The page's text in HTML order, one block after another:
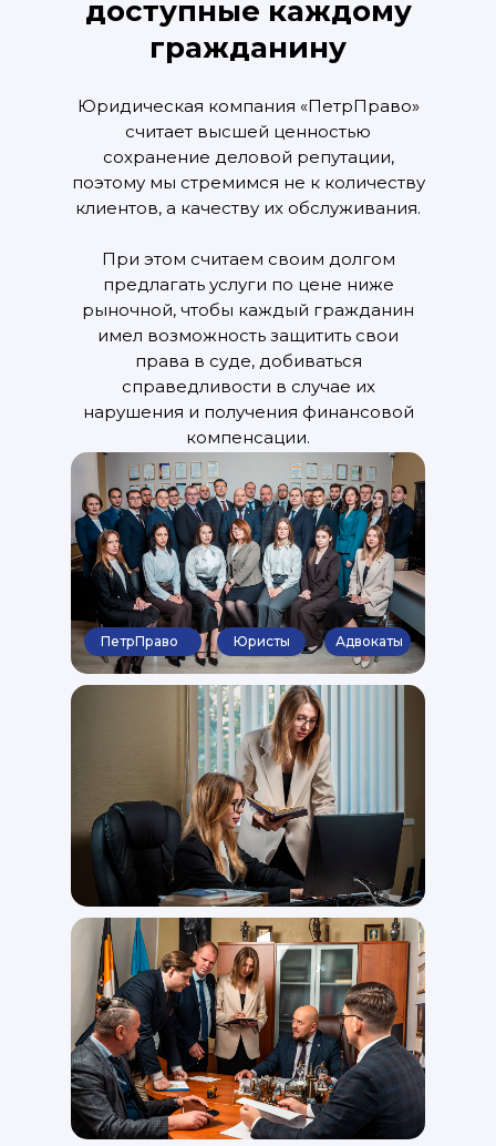
ПетрПраво Юристы Адвокаты
доступные каждому
гражданину
Юридическая компания «ПетрПраво»
считает высшей ценностью
сохранение деловой репутации,
поэтому мы стремимся не к количеству
клиентов, а качеству их обслуживания.
При этом считаем своим долгом
предлагать услуги по цене ниже
рыночной, чтобы каждый гражданин
имел возможность защитить свои
права в суде, добиваться
справедливости в случае их
нарушения и получения финансовой
компенсации.